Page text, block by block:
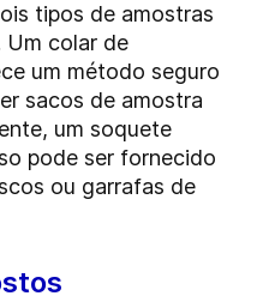
tipos de amostras
Um colar de
um método seguro
sacos de amostra
um soquete
pode ser fornecido
ou garrafas de